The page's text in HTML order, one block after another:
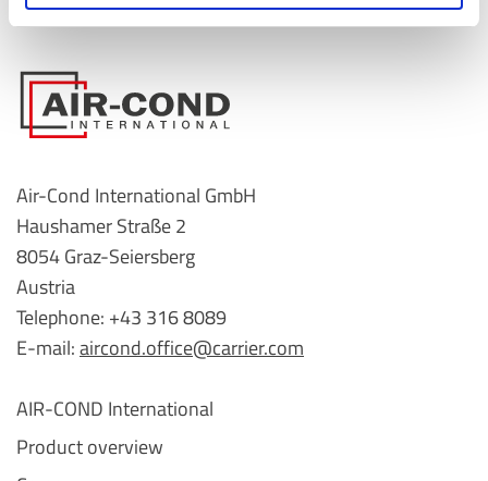
Air-Cond International GmbH
Haushamer Straße 2
8054 Graz-Seiersberg
Austria
Telephone: +43 316 8089
E-mail:aircond.office@carrier.com
AIR-COND International
Product overview